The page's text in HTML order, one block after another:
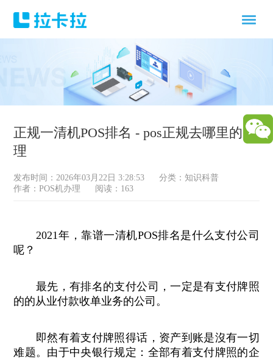
正规一清机POS排名 - pos正规去哪里的办
理
发布时间：2026年03月22日 3:28:53 分类：知识科普
作者：POS机办理
阅读：163
2021年，靠谱一清机POS排名是什么支付公司
呢？
最先，有排名的支付公司，一定是有支付牌照
的的从业付款收单业务的公司。
即然有着支付牌照得话，资产到账是沒有一切
难题。由于中央银行规定：全部有着支付牌照的企